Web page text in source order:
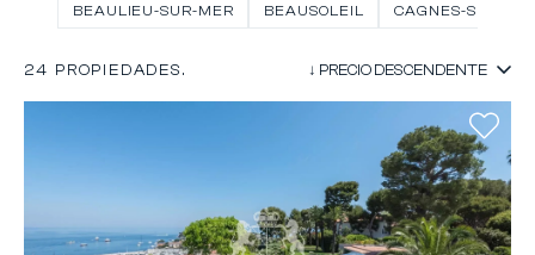
BEAULIEU-SUR-MER BEAUSOLEIL CAGNES-SUR-
24 PROPIEDADES.